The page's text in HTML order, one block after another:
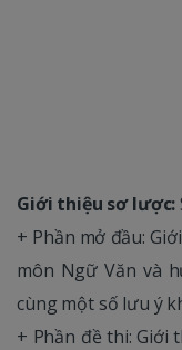
Giới thiệu sơ lược:
+ Phần mở đầu:
môn Ngữ Văn và
cùng một số lưu ý
+ Phần đề thi: Giới